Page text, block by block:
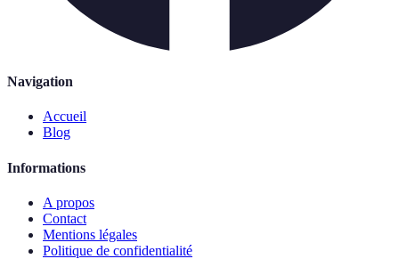
Navigation
Accueil
Blog
Informations
A propos
Contact
Mentions légales
Politique de confidentialité